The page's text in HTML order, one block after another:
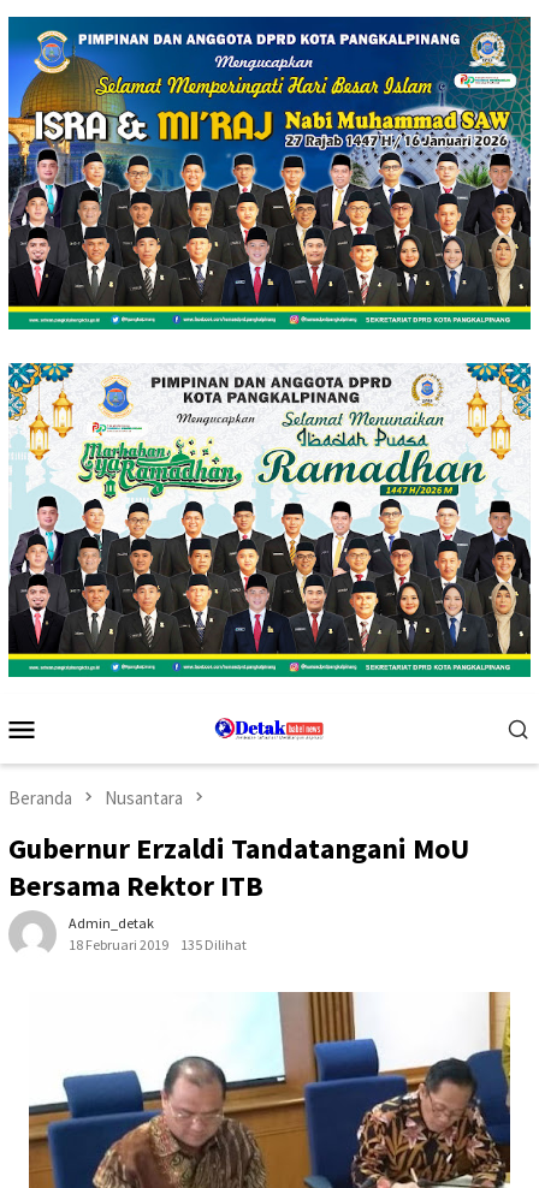
Loncat
konten
Mobile
Beranda Nusantara
Gubernur Erzaldi Tandatangani MoU
Bersama Rektor ITB
Admin_detak
18 Februari 2019
135 Dilihat